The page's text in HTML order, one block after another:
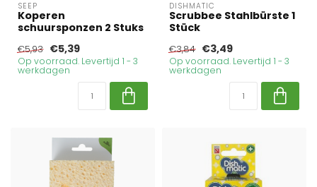
SEEP
Koperen
schuursponzen 2 Stuks
€5,93 €5,39
Op voorraad. Levertijd 1 - 3
werkdagen
DISHMATIC
Scrubbee Stahlbürste 1
Stück
€3,84 €3,49
Op voorraad. Levertijd 1 - 3
werkdagen